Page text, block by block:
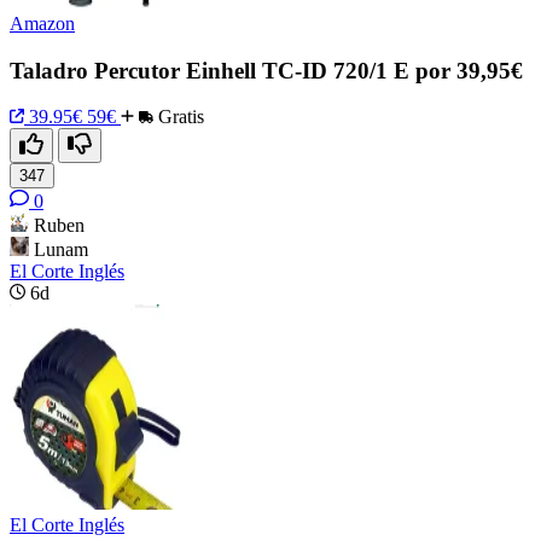
Amazon
Taladro Percutor Einhell TC-ID 720/1 E por 39,95€
39.95€ 59€ Gratis
347
0
Ruben
Lunam
El Corte Inglés
6d
El Corte Inglés